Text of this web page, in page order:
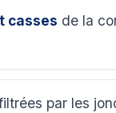
casses de la
par les